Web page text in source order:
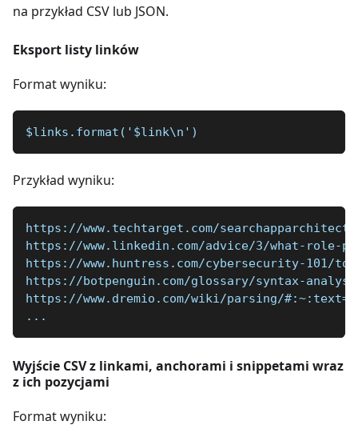
na przykład CSV lub JSON.
Eksport listy linków
Format wyniku:
$links.format('$link\n')
Przykład wyniku:
https://www.techtarget.com/
https://www.linkedin.com/advice/3/what-role-
https://www.huntress.com/cybersecurity-101/
https://botpenguin.com/glossary/syntax-
https://www.dremio.com/wiki/parsing/
...
Wyjście CSV z linkami, anchorami i snippetami wraz
z ich pozycjami
Format wyniku: